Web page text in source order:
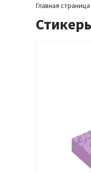
Главная страница